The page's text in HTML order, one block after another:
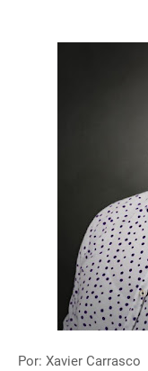
Por: Xavier Carrasco